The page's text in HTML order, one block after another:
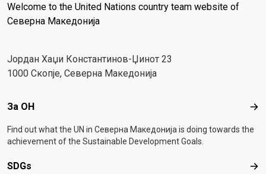
Welcome to the United Nations country team website of
Северна Македонија
Јордан Хаџи Константинов-Џинот 23
1000 Скопје, Северна Македонија
Footer menu
За ОН За
Find out what the UN in Северна Македонија is doing towards the
achievement of the Sustainable Development Goals.
SDGs